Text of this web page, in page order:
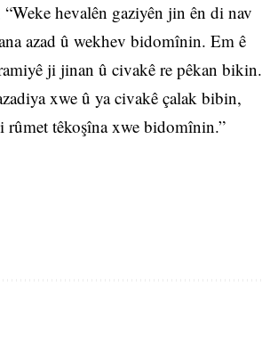
hevalên gaziyên jin ên di nav
azad û wekhev bidomînin. Em ê
ji jinan û civakê re pêkan bikin.
xwe û ya civakê çalak bibin,
têkoşîna xwe bidomînin.”